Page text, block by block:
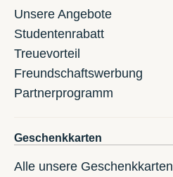
Unsere Angebote
Studentenrabatt
Treuevorteil
Freundschaftswerbung
Partnerprogramm
Geschenkkarten
Alle unsere Geschenkkarten